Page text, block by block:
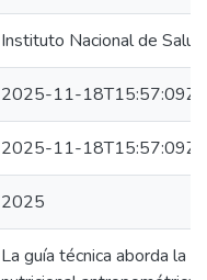
Instituto Nacional de Salud
2025-11-18T15:57:09Z
2025-11-18T15:57:09Z
2025
La guía técnica aborda la